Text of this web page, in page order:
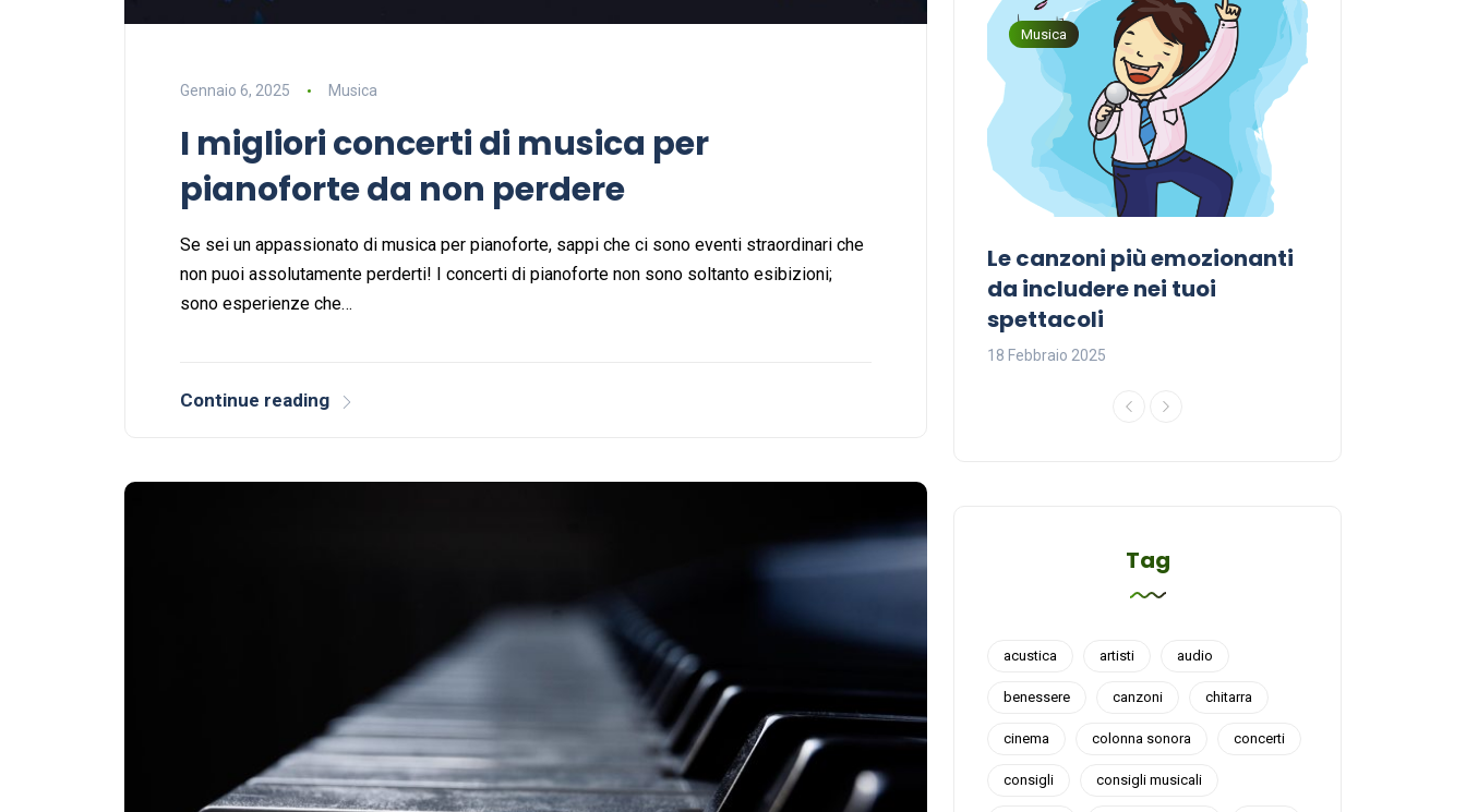
Gennaio 6, 2025 Musica
I migliori concerti di musica per
pianoforte da non perdere
Se sei un appassionato di musica per pianoforte, sappi che ci sono eventi straordinari che
non puoi assolutamente perderti! I concerti di pianoforte non sono soltanto esibizioni;
sono esperienze che…
Continue reading
Musicoterapia: un
approccio innovativo per la
Musica
Le canzoni più emozionanti
da includere nei tuoi
spettacoli
18 Febbraio 2025
Tag
acustica artisti audio
benessere canzoni chitarra
cinema colonna sonora concerti
consigli consigli musicali